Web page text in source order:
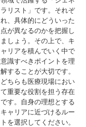
ラリスト」です。それぞ
れ、具体的にどういった
点が異なるのかを把握し
ましょう。その上で、キ
ャリアを積んでいく中で
意識すべきポイントを理
解することが大切です。
どちらも医療現場におい
て重要な役割を担う存在
です。自身の理想とする
キャリアに近づけるルー
トを選択してください。